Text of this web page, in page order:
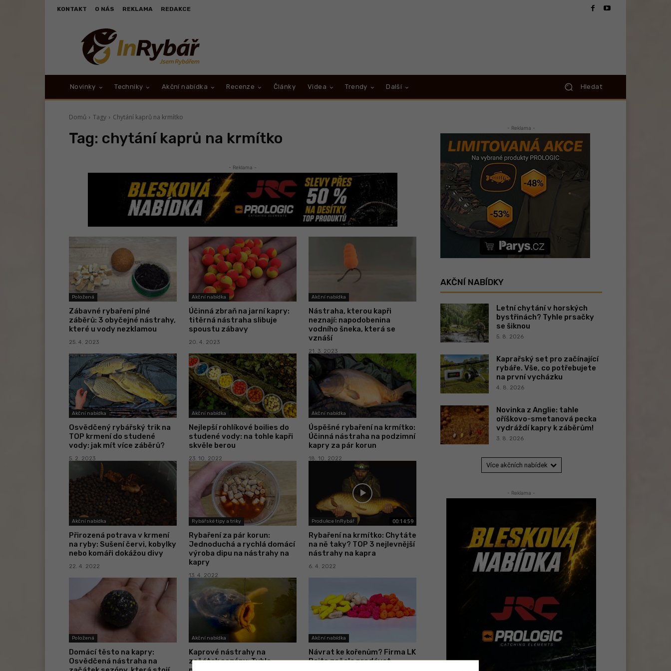
KONTAKT O NÁS REKLAMA REDAKCE
Novinky Techniky Akční nabídka Recenze Články Videa Trendy Další Hledat
Domů Tagy Chytání kaprů na krmítko
Tag: chytání kaprů na krmítko
- Reklama -
Položená
Zábavné rybaření plné
záběrů: 3 obyčejné nástrahy,
které u vody nezklamou
25. 4. 2023
Akční nabídka
Účinná zbraň na jarní kapry:
titěrná nástraha slibuje
spoustu zábavy
20. 4. 2023
Akční nabídka
Nástraha, kterou kapři
neznají: napodobenina
vodního šneka, která se
vznáší
21. 3. 2023
Akční nabídka
Osvědčený rybářský trik na
TOP krmení do studené
vody: jak mít více záběrů?
5. 2. 2023
Akční nabídka
Nejlepší rohlíkové boilies do
studené vody: na tohle kapři
skvěle berou
23. 10. 2022
Akční nabídka
Úspěšné rybaření na krmítko:
Účinná nástraha na podzimní
kapry za pár korun
18. 10. 2022
Akční nabídka
Přirozená potrava v krmení
na ryby: Sušení červi, kobylky
nebo komáři dokážou divy
22. 4. 2022
Rybářské tipy a triky
Rybaření za pár korun:
Jednoduchá a rychlá domácí
výroba dipu na nástrahy na
kapry
13. 4. 2022
Produkce InRybář 00:14:59
Rybaření na krmítko: Chytáte
na ně taky? TOP 3 nejlevnější
nástrahy na kapra
6. 4. 2022
Položená
Domácí těsto na kapry:
Osvědčená nástraha na
Akční nabídka
Kaprové nástrahy na
začátek sezóny: Tyhle
Akční nabídka
Návrat ke kořenům? Firma LK
Baits začala prodávat
- Reklama -
AKČNÍ NABÍDKY
Letní chytání v horských
bystřinách? Tyhle prsačky
se šiknou
5. 8. 2026
Kaprařský set pro začínající
rybáře. Vše, co potřebujete
na první vycházku
4. 8. 2026
Novinka z Anglie: tahle
oříškovo-smetanová pecka
vydráždí kapry k záběrům!
3. 8. 2026
Více akčních nabídek
- Reklama -